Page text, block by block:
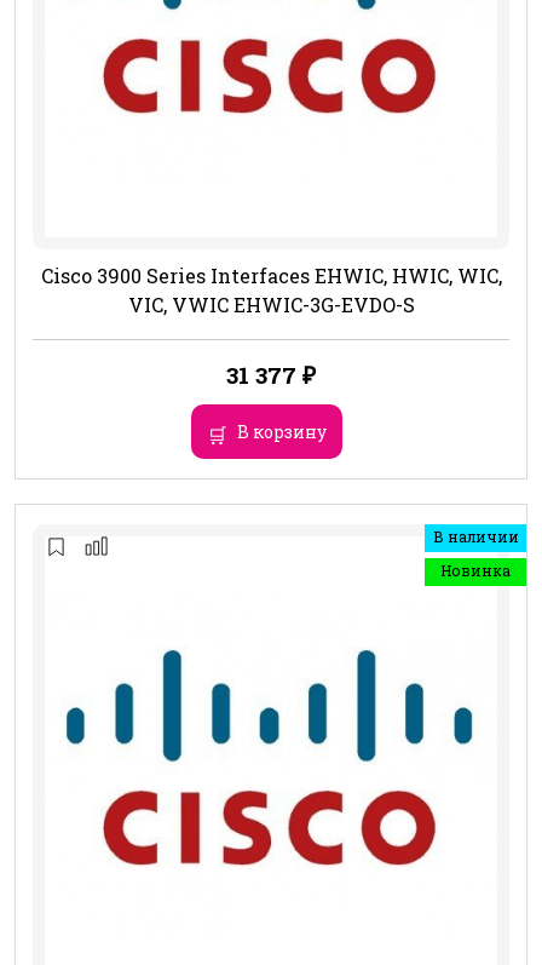
Cisco 3900 Series Interfaces EHWIC, HWIC, WIC,
VIC, VWIC EHWIC-3G-EVDO-S
31 377 ₽
В корзину
В наличии
Новинка